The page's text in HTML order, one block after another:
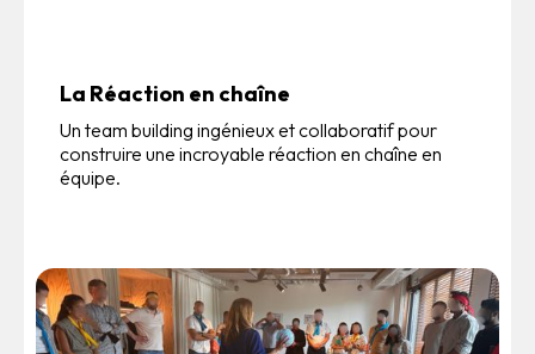
La Réaction en chaîne
Un team building ingénieux et collaboratif pour
construire une incroyable réaction en chaîne en
équipe.